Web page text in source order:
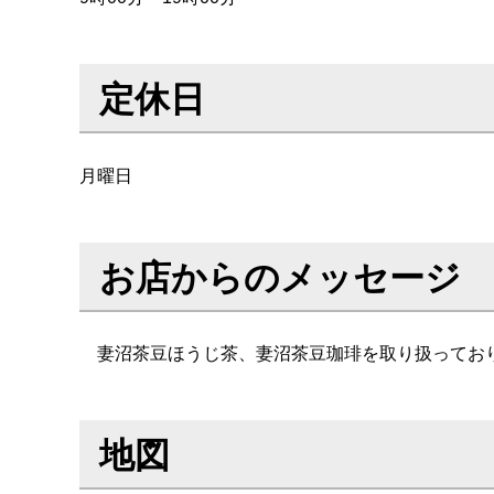
定休日
月曜日
お店からのメッセージ
妻沼茶豆ほうじ茶、妻沼茶豆珈琲を取り扱ってお
地図